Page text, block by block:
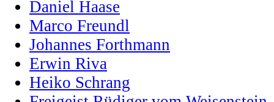
Daniel Haase
Marco Freundl
Johannes Forthmann
Erwin Riva
Heiko Schrang